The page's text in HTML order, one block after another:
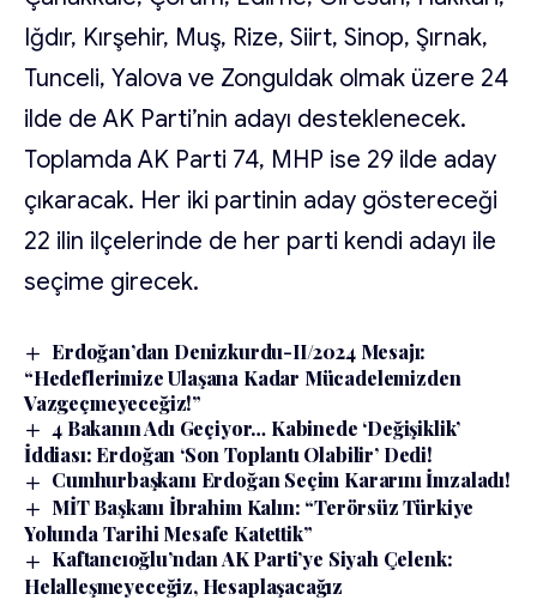
Iğdır, Kırşehir, Muş, Rize, Siirt, Sinop, Şırnak,
Tunceli, Yalova ve Zonguldak olmak üzere 24
ilde de AK Parti’nin adayı desteklenecek.
Toplamda AK Parti 74, MHP ise 29 ilde aday
çıkaracak. Her iki partinin aday göstereceği
22 ilin ilçelerinde de her parti kendi adayı ile
seçime girecek.
Erdoğan’dan Denizkurdu-II/2024 Mesajı:
“Hedeflerimize Ulaşana Kadar Mücadelemizden
Vazgeçmeyeceğiz!”
4 Bakanın Adı Geçiyor… Kabinede ‘Değişiklik’
İddiası: Erdoğan ‘Son Toplantı Olabilir’ Dedi!
Cumhurbaşkanı Erdoğan Seçim Kararını İmzaladı!
MİT Başkanı İbrahim Kalın: “Terörsüz Türkiye
Yolunda Tarihi Mesafe Katettik”
Kaftancıoğlu’ndan AK Parti’ye Siyah Çelenk:
Helalleşmeyeceğiz, Hesaplaşacağız